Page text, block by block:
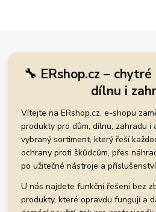
🔧 ERshop.cz –
dílnu i
Vítejte na ERshop.cz, e-shopu
produkty pro dům, dílnu, zahradu i
vybraný sortiment, který řeší
ochrany proti škůdcům, přes
po užitečné nástroje a
U nás najdete funkční řešení bez
produkty, které opravdu fungují a